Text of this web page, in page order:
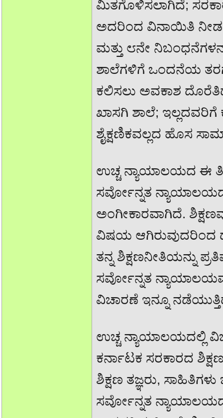
ಮಿತಗೊಳಿಸಲಾಗಿದೆ;
ಅದರಿಂದ ವಿನಾಯಿತಿ
ಮತ್ತು ೮ನೇ
ಶಾಲೆಗಳಿಗೆ ಒಂದನೆಯ
ಕಲಿಸಲು ಅವಕಾಶ
ಖಾಸಗಿ ಶಾಲೆ;
ಶೈಕ್ಷಣಿಕವಲ್ಲದ ಹೊಸ
ಉಚ್ಚ ನ್ಯಾಯಾಲಯದ ಈ
ಸರ್ವೋನ್ನತ
ಅಂಗೀಕಾರವಾಗಿದೆ.
ವಿಷಯ ಆಗಿರುವುದರಿಂದ
ತನ್ನ ಶಿಕ್ಷಣನೀತಿಯನ್ನು
ಸರ್ವೋನ್ನತ
ವಿಚಾರಣೆ ಇನ್ನೂ
ಉಚ್ಚ ನ್ಯಾಯಾಲಯದಲ್ಲಿ
ಕರ್ನಾಟಕ ಸರಕಾರದ
ಶಿಕ್ಷಣ ತಜ್ಞರು,
ಸರ್ವೋನ್ನತ